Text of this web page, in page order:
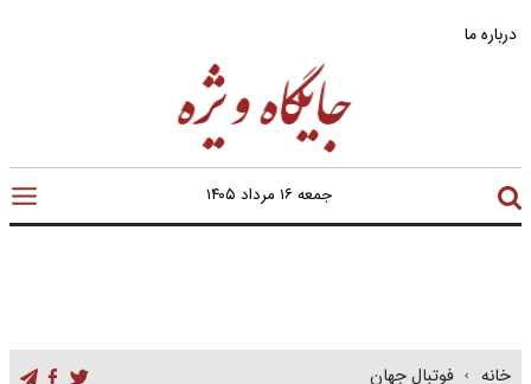
درباره ما
جمعه ۱۶ مرداد ۱۴۰۵
خانه فوتبال جهان